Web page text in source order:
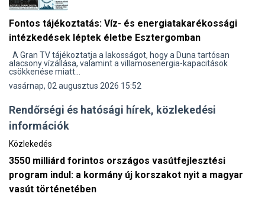
Fontos tájékoztatás: Víz- és energiatakarékossági
intézkedések léptek életbe Esztergomban
A Gran TV tájékoztatja a lakosságot, hogy a Duna tartósan
alacsony vízállása, valamint a villamosenergia-kapacitások
csökkenése miatt...
vasárnap, 02 augusztus 2026 15:52
Rendőrségi és hatósági hírek, közlekedési
információk
Közlekedés
3550 milliárd forintos országos vasútfejlesztési
program indul: a kormány új korszakot nyit a magyar
vasút történetében